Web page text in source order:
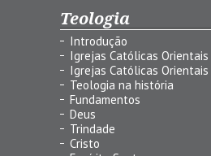
Teologia
Introdução
Igrejas Católicas
Igrejas Católicas
Teologia na história
Fundamentos
Deus
Trindade
Cristo